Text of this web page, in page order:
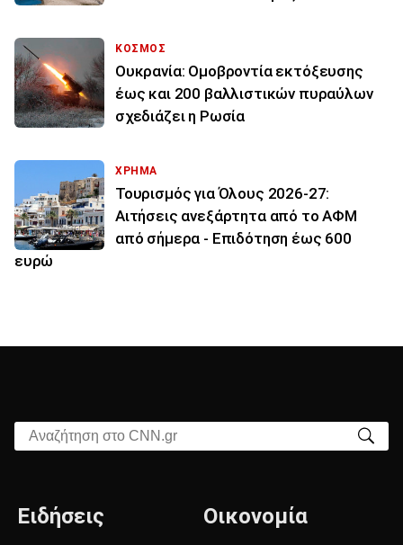
ΚΟΣΜΟΣ
Ουκρανία: Ομοβροντία εκτόξευσης
έως και 200 βαλλιστικών πυραύλων
σχεδιάζει η Ρωσία
ΧΡΗΜΑ
Τουρισμός για Όλους 2026-27:
Αιτήσεις ανεξάρτητα από το ΑΦΜ
από σήμερα - Επιδότηση έως 600
ευρώ
Αναζήτηση στο CNN.gr
Ειδήσεις Οικονομία